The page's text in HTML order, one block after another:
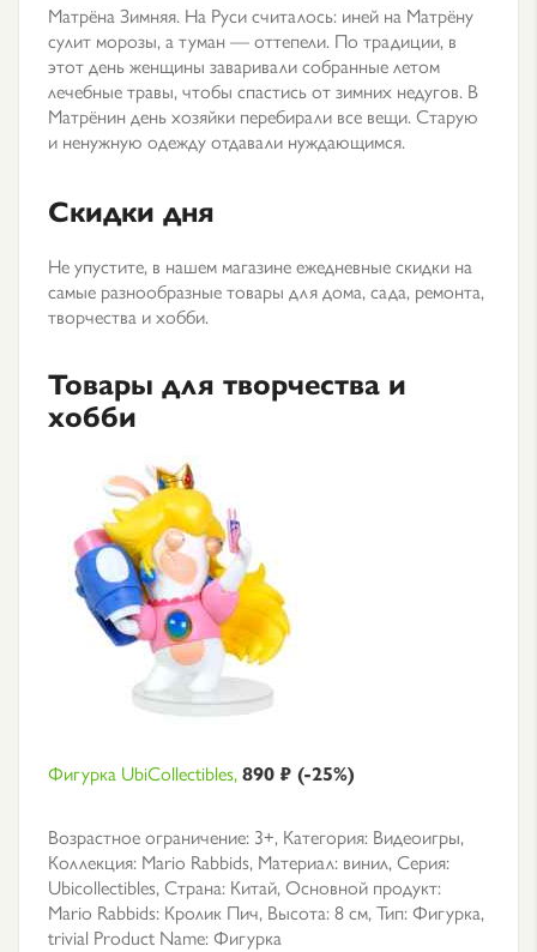
Матрёна Зимняя. На Руси считалось: иней на Матрёну
сулит морозы, а туман — оттепели. По традиции, в
этот день женщины заваривали собранные летом
лечебные травы, чтобы спастись от зимних недугов. В
Матрёнин день хозяйки перебирали все вещи. Старую
и ненужную одежду отдавали нуждающимся.
Скидки дня
Не упустите, в нашем магазине ежедневные скидки на
самые разнообразные товары для дома, сада, ремонта,
творчества и хобби.
Товары для творчества и
хобби
Фигурка UbiCollectibles,890 ₽ (-25%)
Возрастное ограничение: 3+, Категория: Видеоигры,
Коллекция: Mario Rabbids, Материал: винил, Серия:
Ubicollectibles, Страна: Китай, Основной продукт:
Mario Rabbids: Кролик Пич, Высота: 8 см, Тип: Фигурка,
trivial Product Name: Фигурка